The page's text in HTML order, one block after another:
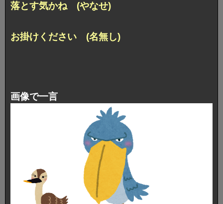
落とす気かね (やなせ)
お掛けください (名無し)
画像で一言